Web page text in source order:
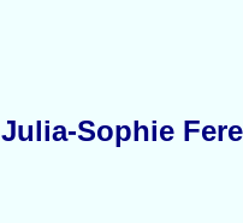
Julia-Sophie